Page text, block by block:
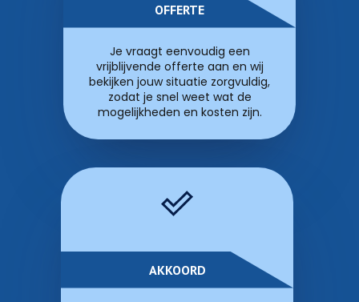
OFFERTE
Je vraagt eenvoudig een
vrijblijvende offerte aan en wij
bekijken jouw situatie zorgvuldig,
zodat je snel weet wat de
mogelijkheden en kosten zijn.
AKKOORD